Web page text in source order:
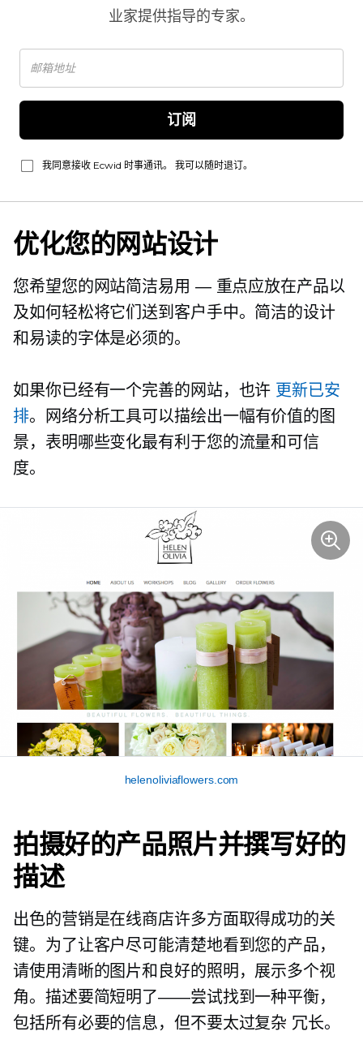
业家提供指导的专家。
订阅
我同意接收 Ecwid 时事通讯。 我可以随时退订。
优化您的网站设计
您希望您的网站简洁易用 — 重点应放在产品以
及如何轻松将它们送到客户手中。简洁的设计
和易读的字体是必须的。
如果你已经有一个完善的网站，也许 更新已安
排。网络分析工具可以描绘出一幅有价值的图
景，表明哪些变化最有利于您的流量和可信
度。
helenoliviaflowers.com
拍摄好的产品照片并撰写好的
描述
出色的营销是在线商店许多方面取得成功的关
键。为了让客户尽可能清楚地看到您的产品，
请使用清晰的图片和良好的照明，展示多个视
角。描述要简短明了——尝试找到一种平衡，
包括所有必要的信息，但不要太过复杂 冗长。